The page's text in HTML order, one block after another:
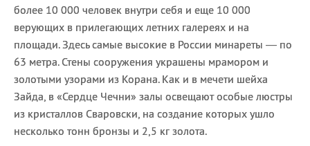
более 10 000 человек внутри себя и еще 10 000
верующих в прилегающих летних галереях и на
площади. Здесь самые высокие в России минареты — по
63 метра. Стены сооружения украшены мрамором и
золотыми узорами из Корана. Как и в мечети шейха
Зайда, в «Сердце Чечни» залы освещают особые люстры
из кристаллов Сваровски, на создание которых ушло
несколько тонн бронзы и 2,5 кг золота.